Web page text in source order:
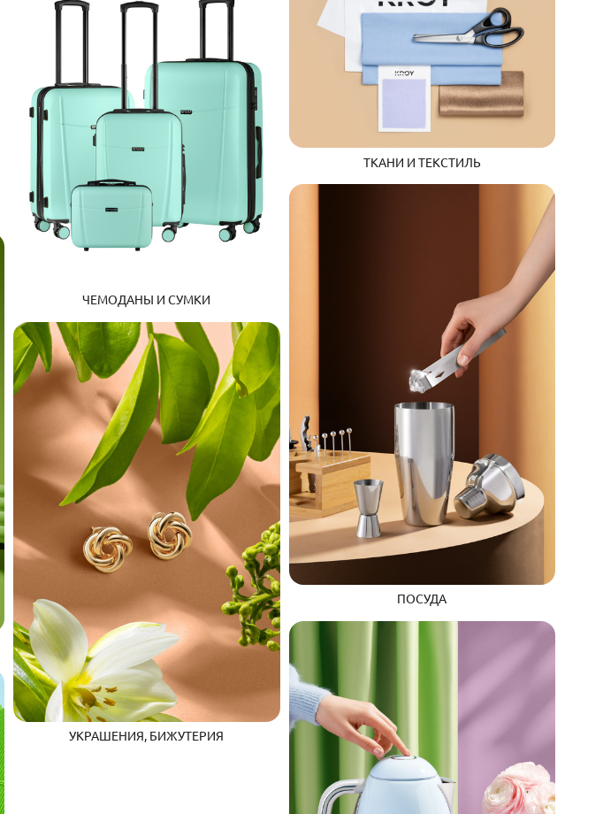
ЧЕМОДАНЫ И СУМКИ
ТКАНИ И ТЕКСТИЛЬ
ПОСУДА
УКРАШЕНИЯ, БИЖУТЕРИЯ